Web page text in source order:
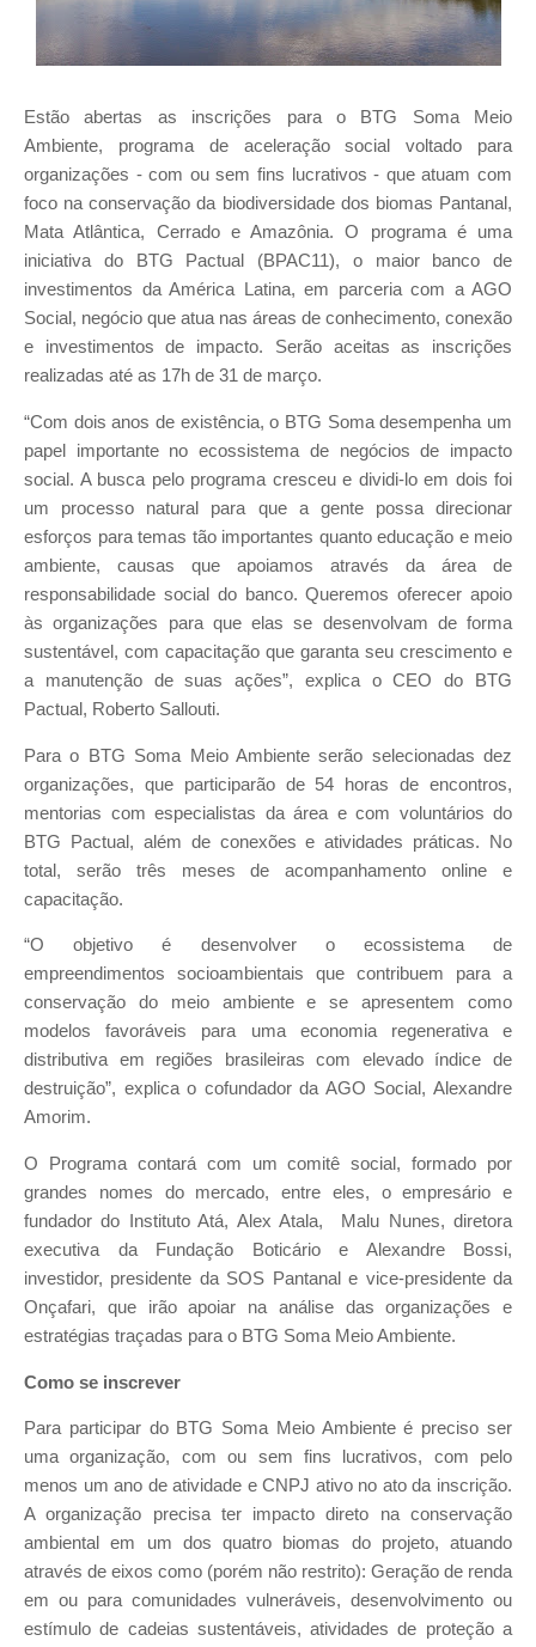
Estão abertas as inscrições para o BTG Soma Meio
Ambiente, programa de aceleração social voltado para
organizações - com ou sem fins lucrativos - que atuam com
foco na conservação da biodiversidade dos biomas Pantanal,
Mata Atlântica, Cerrado e Amazônia. O programa é uma
iniciativa do BTG Pactual (BPAC11), o maior banco de
investimentos da América Latina, em parceria com a AGO
Social, negócio que atua nas áreas de conhecimento, conexão
e investimentos de impacto. Serão aceitas as inscrições
realizadas até as 17h de 31 de março.
“Com dois anos de existência, o BTG Soma desempenha um
papel importante no ecossistema de negócios de impacto
social. A busca pelo programa cresceu e dividi-lo em dois foi
um processo natural para que a gente possa direcionar
esforços para temas tão importantes quanto educação e meio
ambiente, causas que apoiamos através da área de
responsabilidade social do banco. Queremos oferecer apoio
às organizações para que elas se desenvolvam de forma
sustentável, com capacitação que garanta seu crescimento e
a manutenção de suas ações”, explica o CEO do BTG
Pactual, Roberto Sallouti.
Para o BTG Soma Meio Ambiente serão selecionadas dez
organizações, que participarão de 54 horas de encontros,
mentorias com especialistas da área e com voluntários do
BTG Pactual, além de conexões e atividades práticas. No
total, serão três meses de acompanhamento online e
capacitação.
“O objetivo é desenvolver o ecossistema de
empreendimentos socioambientais que contribuem para a
conservação do meio ambiente e se apresentem como
modelos favoráveis para uma economia regenerativa e
distributiva em regiões brasileiras com elevado índice de
destruição”, explica o cofundador da AGO Social, Alexandre
Amorim.
O Programa contará com um comitê social, formado por
grandes nomes do mercado, entre eles, o empresário e
fundador do Instituto Atá, Alex Atala, Malu Nunes, diretora
executiva da Fundação Boticário e Alexandre Bossi,
investidor, presidente da SOS Pantanal e vice-presidente da
Onçafari, que irão apoiar na análise das organizações e
estratégias traçadas para o BTG Soma Meio Ambiente.
Como se inscrever
Para participar do BTG Soma Meio Ambiente é preciso ser
uma organização, com ou sem fins lucrativos, com pelo
menos um ano de atividade e CNPJ ativo no ato da inscrição.
A organização precisa ter impacto direto na conservação
ambiental em um dos quatro biomas do projeto, atuando
através de eixos como (porém não restrito): Geração de renda
em ou para comunidades vulneráveis, desenvolvimento ou
estímulo de cadeias sustentáveis, atividades de proteção a